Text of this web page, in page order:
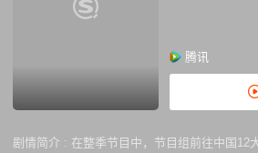
腾讯
剧情简介 : 在整季节目中，节目组前往中国12